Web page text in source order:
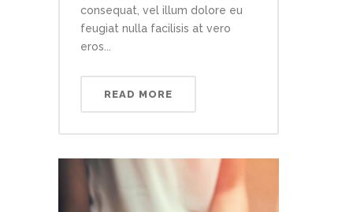
consequat, vel illum dolore eu
feugiat nulla facilisis at vero
eros...
READ MORE